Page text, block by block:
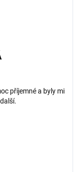
příjemné a byly mi